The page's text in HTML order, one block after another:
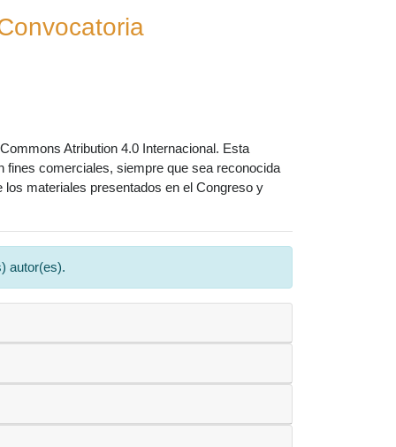
Atribution 4.0 Internacional. Esta
fines comerciales, siempre que sea reconocida
materiales presentados en el Congreso y
autor(es).